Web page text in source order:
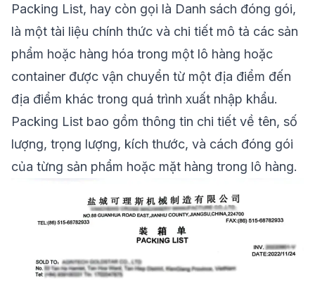
Packing List, hay còn gọi là Danh sách đóng gói,
là một tài liệu chính thức và chi tiết mô tả các sản
phẩm hoặc hàng hóa trong một lô hàng hoặc
container được vận chuyển từ một địa điểm đến
địa điểm khác trong quá trình xuất nhập khẩu.
Packing List bao gồm thông tin chi tiết về tên, số
lượng, trọng lượng, kích thước, và cách đóng gói
của từng sản phẩm hoặc mặt hàng trong lô hàng.